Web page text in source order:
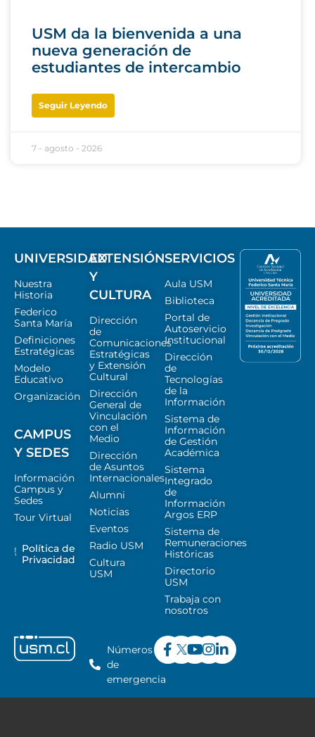
USM da la bienvenida a una
nueva generación de
estudiantes de intercambio
Seguir Leyendo
7 - agosto - 2026
UNIVERSIDAD
Nuestra
Historia
Federico
Santa María
Definiciones
Estratégicas
Modelo
Educativo
Organización
CAMPUS
Y SEDES
Información
Campus y
Sedes
Tour Virtual
Política de
Privacidad
EXTENSIÓN
Y
CULTURA
Dirección
de
Comunicaciones
Estratégicas
y Extensión
Cultural
Dirección
General de
Vinculación
con el
Medio
Dirección
de Asuntos
Internacionales
Alumni
Noticias
Eventos
Radio USM
Cultura
USM
SERVICIOS
Aula USM
Biblioteca
Portal de
Autoservicio
Institucional
Dirección
de
Tecnologías
de la
Información
Sistema de
Información
de Gestión
Académica
Sistema
Integrado
de
Información
Argos ERP
Sistema de
Remuneraciones
Históricas
Directorio
USM
Trabaja con
nosotros
Números
de
emergencia